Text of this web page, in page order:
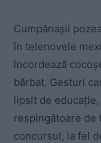
Cumpănașii
în telenovele
încordează
bărbat. Gesturi
lipsit de
respingătoare de
concursul, la fel